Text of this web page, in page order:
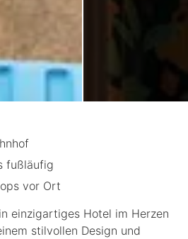
fußläufig
vor Ort
einzigartiges Hotel im Herzen
stilvollen Design und